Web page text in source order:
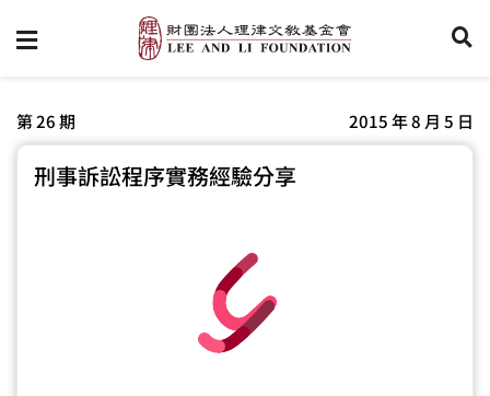
第 26 期 2015 年 8 月 5 日
刑事訴訟程序實務經驗分享